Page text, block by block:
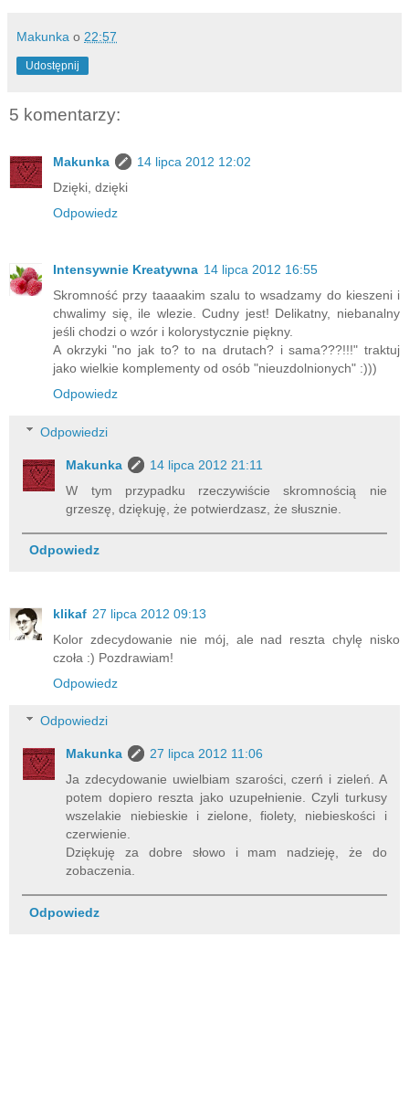
Makunka o 22:57
Udostępnij
5 komentarzy:
Makunka
14 lipca 2012 12:02
Dzięki, dzięki
Odpowiedz
Intensywnie Kreatywna 14 lipca 2012 16:55
Skromność przy taaaakim szalu to wsadzamy do kieszeni i
chwalimy się, ile wlezie. Cudny jest! Delikatny, niebanalny
jeśli chodzi o wzór i kolorystycznie piękny.
A okrzyki "no jak to? to na drutach? i sama???!!!" traktuj
jako wielkie komplementy od osób "nieuzdolnionych" :)))
Odpowiedz
Odpowiedzi
Makunka
14 lipca 2012 21:11
W tym przypadku rzeczywiście skromnością nie
grzeszę, dziękuję, że potwierdzasz, że słusznie.
Odpowiedz
klikaf 27 lipca 2012 09:13
Kolor zdecydowanie nie mój, ale nad reszta chylę nisko
czoła :) Pozdrawiam!
Odpowiedz
Odpowiedzi
Makunka
27 lipca 2012 11:06
Ja zdecydowanie uwielbiam szarości, czerń i zieleń. A
potem dopiero reszta jako uzupełnienie. Czyli turkusy
wszelakie niebieskie i zielone, fiolety, niebieskości i
czerwienie.
Dziękuję za dobre słowo i mam nadzieję, że do
zobaczenia.
Odpowiedz